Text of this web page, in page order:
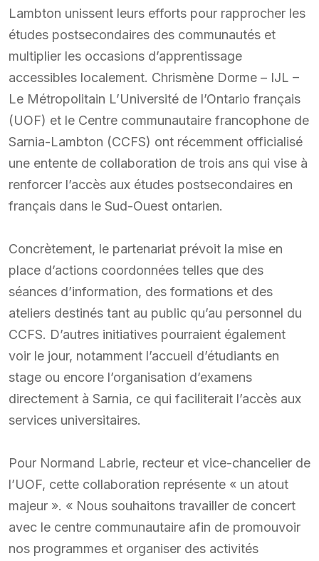
Lambton unissent leurs efforts pour rapprocher les
études postsecondaires des communautés et
multiplier les occasions d’apprentissage
accessibles localement. Chrismène Dorme – IJL –
Le Métropolitain L’Université de l’Ontario français
(UOF) et le Centre communautaire francophone de
Sarnia-Lambton (CCFS) ont récemment officialisé
une entente de collaboration de trois ans qui vise à
renforcer l’accès aux études postsecondaires en
français dans le Sud-Ouest ontarien.
Concrètement, le partenariat prévoit la mise en
place d’actions coordonnées telles que des
séances d’information, des formations et des
ateliers destinés tant au public qu’au personnel du
CCFS. D’autres initiatives pourraient également
voir le jour, notamment l’accueil d’étudiants en
stage ou encore l’organisation d’examens
directement à Sarnia, ce qui faciliterait l’accès aux
services universitaires.
Pour Normand Labrie, recteur et vice-chancelier de
l’UOF, cette collaboration représente « un atout
majeur ». « Nous souhaitons travailler de concert
avec le centre communautaire afin de promouvoir
nos programmes et organiser des activités